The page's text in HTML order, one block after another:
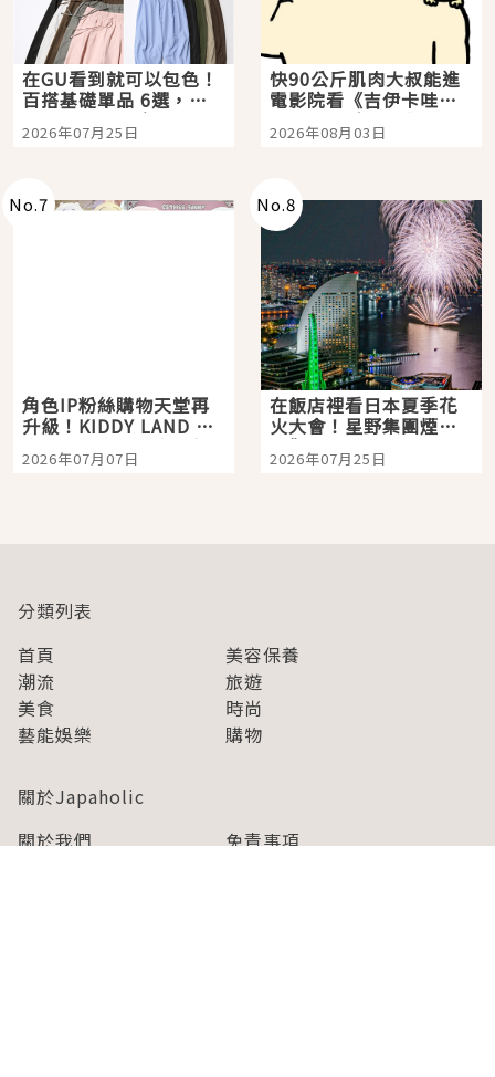
在GU看到就可以包色！
百搭基礎單品 6選，閉
眼全收也不心疼
2026年07月25日
快90公斤肌肉大叔能進
電影院看《吉伊卡哇》
嗎？日本重金屬樂團
「打首」會長與nagano
2026年08月03日
No.7
角色IP粉絲購物天堂再
升級！KIDDY LAND 原
宿店吉伊卡哇迎客，新
開幕 OMOKADO 店3分
2026年07月07日
No.8
在飯店裡看日本夏季花
火大會！星野集團煙火
景觀飯店6選，讓你不用
人擠人悠閒欣賞
2026年07月25日
分類列表
首頁
美容保養
潮流
旅遊
美食
時尚
藝能娛樂
購物
關於Japaholic
關於我們
免責事項